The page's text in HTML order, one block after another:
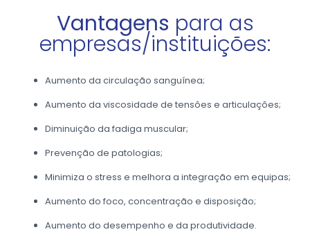
Vantagens para as
empresas/instituições:
Aumento da circulação sanguínea;
Aumento da viscosidade de tensões e articulações;
Diminuição da fadiga muscular;
Prevenção de patologias;
Minimiza o stress e melhora a integração em equipas;
Aumento do foco, concentração e disposição;
Aumento do desempenho e da produtividade.